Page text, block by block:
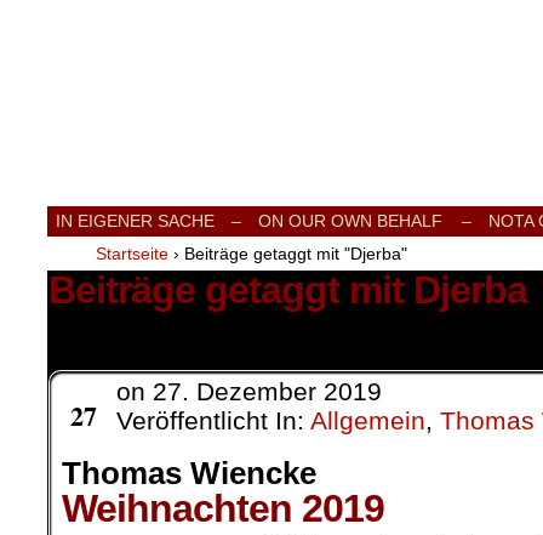
Internationale Onlinezeitung für Frieden,
IN EIGENER SACHE – ON OUR OWN BEHALF –
NOTA
Startseite › Beiträge getaggt mit "Djerba"
Beiträge getaggt mit Djerba
27
on 27. Dezember 2019
Veröffentlicht In: Allgemein, Thomas
Thomas Wiencke
Weihnachten 2019